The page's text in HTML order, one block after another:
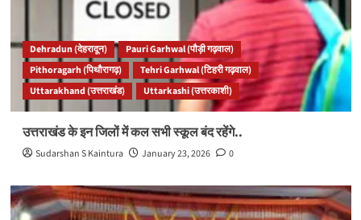
Dehradun (देहरादून)
Pauri Garhwal (पौड़ी गढ़वाल)
Pithoragarh (पिथौरागढ़)
Tehri Garhwal (टिहरी गढ़वाल)
Uttarakhand (उत्तराखंड)
Uttarkashi (उत्तरकाशी)
उत्तराखंड के इन जिलों में कल सभी स्कूल बंद रहेंगे..
Sudarshan S Kaintura January 23, 2026 0